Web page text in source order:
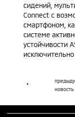
сидений,
Connect с
смартфоном,
системе
устойчивости
новость